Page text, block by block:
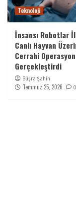
Teknoloji
İnsansı Robotlar
Canlı Hayvan
Cerrahi Operasyon
Gerçekleştirdi
Büşra Şahin
Temmuz 25, 2026 0